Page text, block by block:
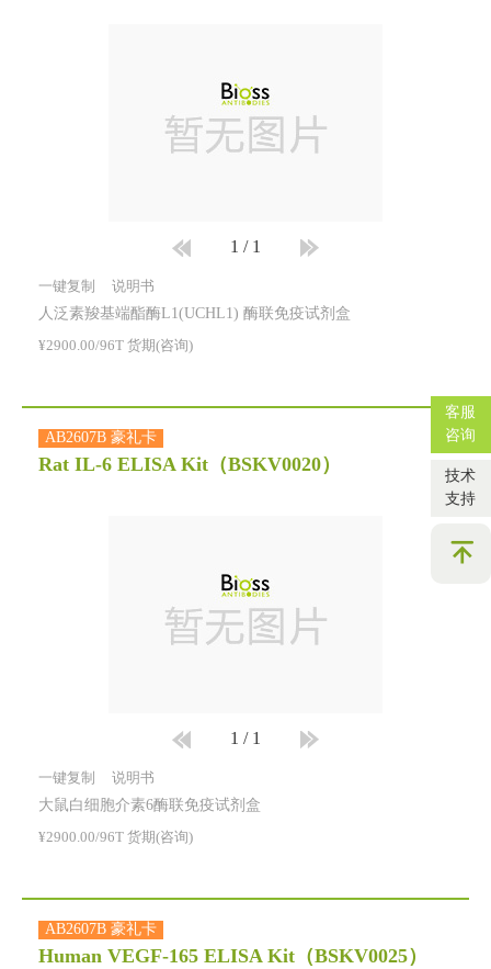
1 / 1
一键复制 说明书
人泛素羧基端酯酶L1(UCHL1) 酶联免疫试剂盒
¥2900.00/96T 货期(咨询)
AB2607B 豪礼卡
Rat IL-6 ELISA Kit （BSKV0020）
1 / 1
一键复制 说明书
大鼠白细胞介素6酶联免疫试剂盒
¥2900.00/96T 货期(咨询)
AB2607B 豪礼卡
Human VEGF-165 ELISA Kit （BSKV0025）
客服
咨询
技术
支持